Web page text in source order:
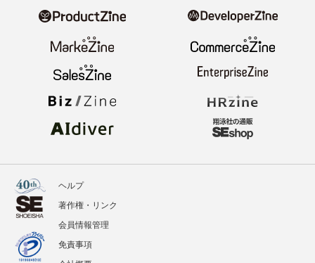
ヘルプ
著作権・リンク
会員情報管理
免責事項